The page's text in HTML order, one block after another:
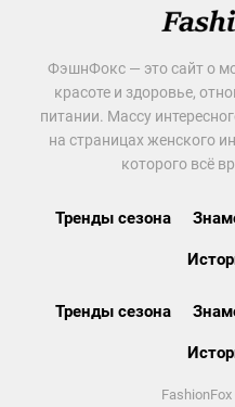
ФэшнФокс — это сайт о
красоте и здоровье,
питании. Массу
на страницах женского
которого всё
Тренды сезона
Тренды сезона